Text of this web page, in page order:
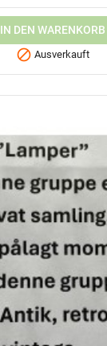
IN DEN WARENKORB
 Ausverkauft